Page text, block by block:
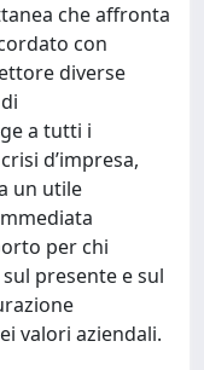
che affronta
con
diverse
a tutti i
d’impresa,
un utile
per chi
presente e sul
valori aziendali.